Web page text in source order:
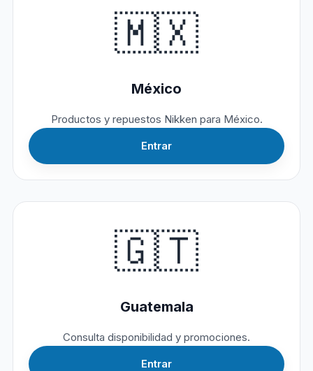
🇲🇽
México
Productos y repuestos Nikken para México.
Entrar
🇬🇹
Guatemala
Consulta disponibilidad y promociones.
Entrar